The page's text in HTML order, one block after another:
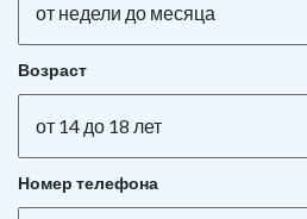
от недели до месяца
Возраст
от 14 до 18 лет
Номер телефона